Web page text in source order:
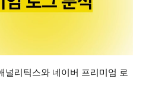
널리틱스와 네이버 프리미엄 로